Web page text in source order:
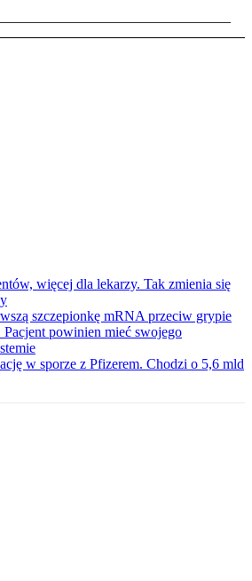
więcej dla lekarzy. Tak zmienia się
szczepionkę mRNA przeciw grypie
Pacjent powinien mieć swojego
w sporze z Pfizerem. Chodzi o 5,6 mld